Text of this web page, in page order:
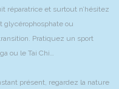
réparatrice et surtout n’hésitez
glycérophosphate ou
Pratiquez un sport
ou le Tai Chi…
présent, regardez la nature